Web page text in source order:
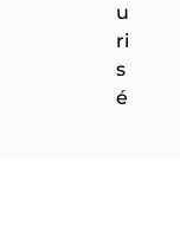
u
ri
s
é